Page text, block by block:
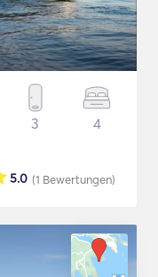
3 4
(1 Bewertungen)
5.0